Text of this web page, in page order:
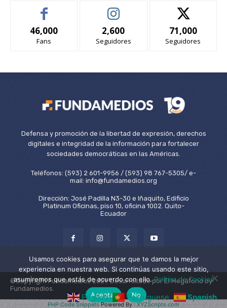
46,000
Fans
2,600
Seguidores
71,000
Seguidores
Defensa y promoción de la libertad de expresión, derechos
digitales e integridad de la información para fortalecer
sociedades democráticas en las Américas.
Teléfonos: (593) 2 601-9956 / (593) 98 767-5305/ e-
mail: info@fundamedios.org
Dirección: José Padilla N3-30 e Iñaquito, Edificio
Platinum Oficinas, piso 10, oficina 1002. Quito-
Ecuador
©Copyright Fundamedios 2021. Desarrollado por El Megáfono by
Fundamedios.
English Portuguese Spanish
PHP Code SnippetsPowered By :XYZScripts.com
Usamos cookies para asegurar que te damos la mejor
experiencia en nuestra web. Si continúas usando este sitio,
asumiremos que estás de acuerdo con ello.Política de Cookies
Aceptar
No